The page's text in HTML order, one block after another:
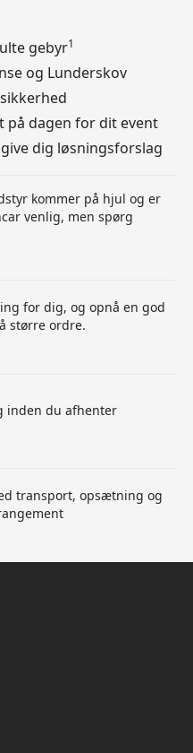
gebyr1
og Lunderskov
på dagen for dit event
dig løsningsforslag
kommer på hjul og er
venlig, men spørg
for dig, og opnå en god
større ordre.
inden du afhenter
transport, opsætning og